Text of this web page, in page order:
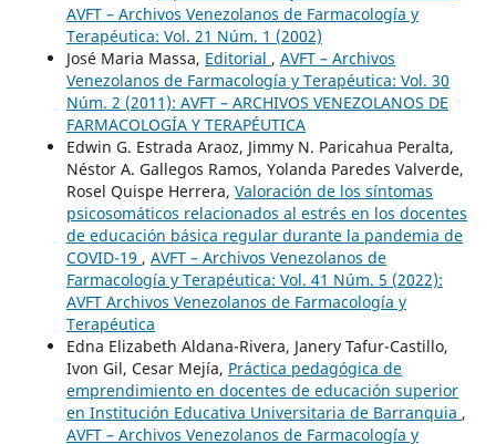
AVFT – Archivos Venezolanos de Farmacología y
Terapéutica: Vol. 21 Núm. 1 (2002)
José Maria Massa, Editorial , AVFT – Archivos
Venezolanos de Farmacología y Terapéutica: Vol. 30
Núm. 2 (2011): AVFT – ARCHIVOS VENEZOLANOS DE
FARMACOLOGÍA Y TERAPÉUTICA
Edwin G. Estrada Araoz, Jimmy N. Paricahua Peralta,
Néstor A. Gallegos Ramos, Yolanda Paredes Valverde,
Rosel Quispe Herrera, Valoración de los síntomas
psicosomáticos relacionados al estrés en los docentes
de educación básica regular durante la pandemia de
COVID-19 , AVFT – Archivos Venezolanos de
Farmacología y Terapéutica: Vol. 41 Núm. 5 (2022):
AVFT Archivos Venezolanos de Farmacología y
Terapéutica
Edna Elizabeth Aldana-Rivera, Janery Tafur-Castillo,
Ivon Gil, Cesar Mejía, Práctica pedagógica de
emprendimiento en docentes de educación superior
en Institución Educativa Universitaria de Barranquia ,
AVFT – Archivos Venezolanos de Farmacología y